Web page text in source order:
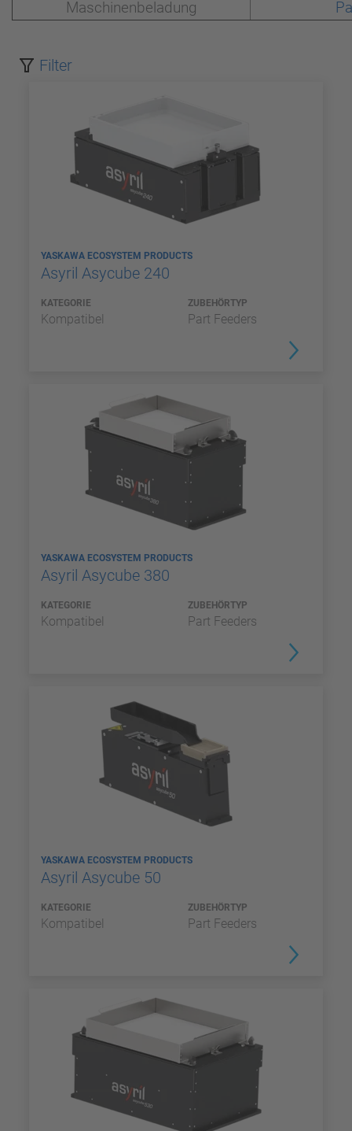
Maschinenbeladung
Filter
YASKAWA ECOSYSTEM PRODUCTS
Asyril Asycube 240
KATEGORIE
Kompatibel
ZUBEHÖRTYP
Part Feeders
YASKAWA ECOSYSTEM PRODUCTS
Asyril Asycube 380
KATEGORIE
Kompatibel
ZUBEHÖRTYP
Part Feeders
YASKAWA ECOSYSTEM PRODUCTS
Asyril Asycube 50
KATEGORIE
Kompatibel
ZUBEHÖRTYP
Part Feeders